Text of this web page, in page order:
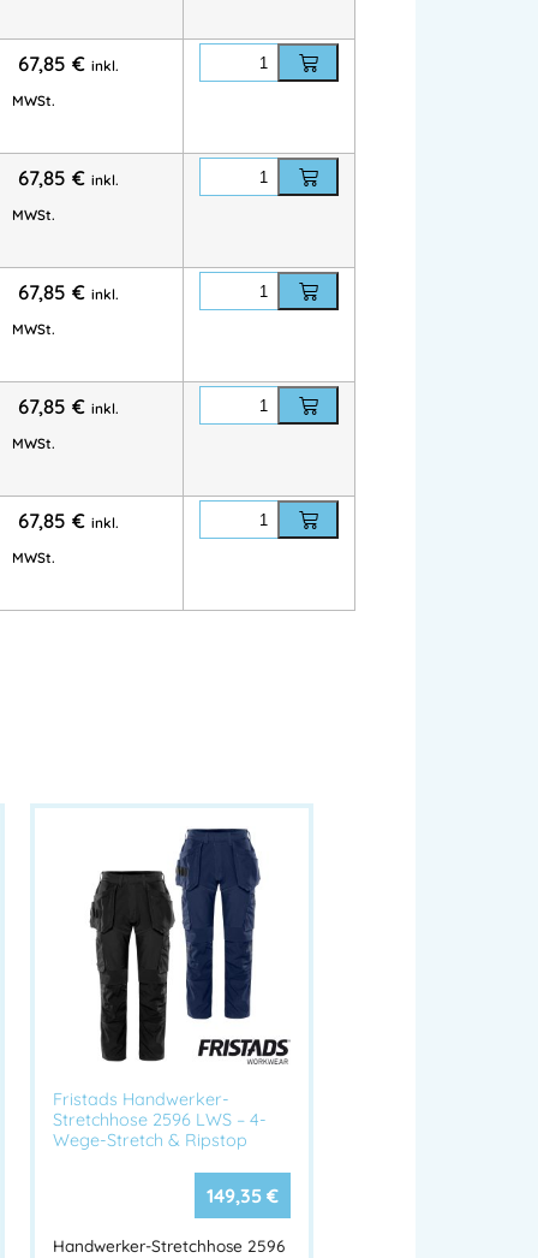
und perfektem Sitz. Ideal für Spiel, Schule
AUGUST Kinderhose, Kinder-
& Handwerk, FHB Kinder
Handwerkerhosen,FHB
Bundhose ,FHB Bundhosen,Bundhose,
67,85 € inkl.
MWSt.
67,85 € inkl.
MWSt.
67,85 € inkl.
MWSt.
67,85 € inkl.
MWSt.
67,85 € inkl.
MWSt.
Fristads Handwerker-
Stretchhose 2596 LWS – 4-
Wege-Stretch & Ripstop
149,35 €
Handwerker-Stretchhose 2596